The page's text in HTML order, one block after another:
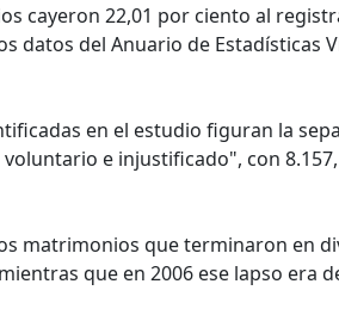
cayeron 22,01 por ciento al
datos del Anuario de Estadísticas
en el estudio figuran la
e injustificado", con
matrimonios que terminaron en
que en 2006 ese lapso era